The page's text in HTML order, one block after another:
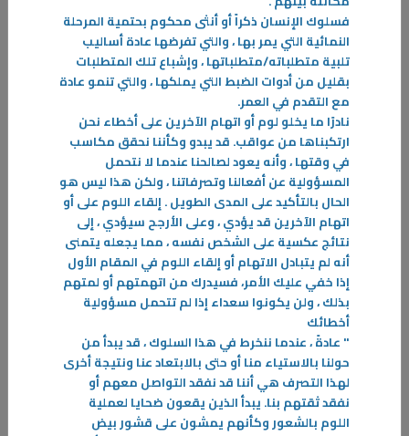
الكويتيون فرجانهم ومهنهم
الكتاب عبارة عن رسالة موجه لأبنائنا الذين لا يعرفون عن سيرة حياة الأوائل
وما هي عيشتهم ووضعهم بالماضي القريب الذي هو ما قبل النفط، فكانت
منازلهم ودواوينهم ودكاكينهم أكثرها من منتوج بلدهم
فسلوك الإنسان ذكراً أو أنثى محكوم بحتمية المرحلة
النمائية التي يمر بها ، والتي تفرضها عادة أساليب
تلبية متطلباته/متطلباتها ، وإشباع تلك المتطلبات
بقليل من أدوات الضبط التي يملكها ، والتي تنمو عادة
مع التقدم في العمر.
نادرًا ما يخلو لوم أو اتهام الآخرين على أخطاء نحن
ارتكبناها من عواقب. قد يبدو وكأننا نحقق مكاسب
في وقتها ، وأنه يعود لصالحنا عندما لا نتحمل
المسؤولية عن أفعالنا وتصرفاتنا ، ولكن هذا ليس هو
الحال بالتأكيد على المدى الطويل . إلقاء اللوم على أو
اتهام الآخرين قد يؤدي ، وعلى الأرجح سيؤدي ، إلى
نتائج عكسية على الشخص نفسه ، مما يجعله يتمنى
أنه لم يتبادل الاتهام أو إلقاء اللوم في المقام الأول
إذا خفي عليك الأمر، فسيدرك من اتهمتهم أو لمتهم
بذلك ، ولن يكونوا سعداء إذا لم تتحمل مسؤولية
أخطائك
" عادةً ، عندما ننخرط في هذا السلوك ، قد يبدأ من
حولنا بالاستياء منا أو حتى بالابتعاد عنا ونتيجة أخرى
لهذا التصرف هي أننا قد نفقد التواصل معهم أو
نفقد ثقتهم بنا. يبدأ الذين يقعون ضحايا لعملية
اللوم بالشعور وكأنهم يمشون على قشور بيض